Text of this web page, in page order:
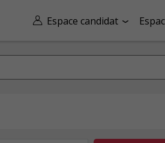
Espace candidat